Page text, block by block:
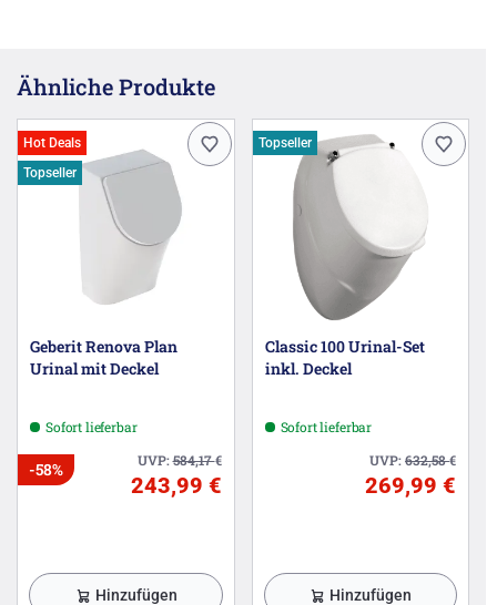
Ähnliche Produkte
Hot Deals
Topseller
Geberit Renova Plan
Urinal mit Deckel
Sofort lieferbar
UVP:584,17€
-58%
243,99 €
Hinzufügen
Topseller
Classic 100 Urinal-Set
inkl. Deckel
Sofort lieferbar
UVP:632,58€
269,99 €
Hinzufügen